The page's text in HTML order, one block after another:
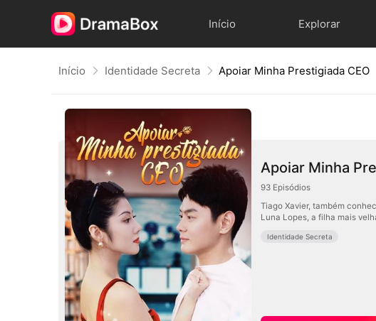
Início Explorar
Início Identidade Secreta Apoiar Minha Prestigiada CEO
Apoiar Minha
93 Episódios
Tiago Xavier, também
Luna Lopes, a filha mais
Identidade Secreta